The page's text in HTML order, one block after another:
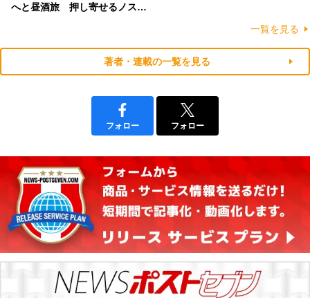
へと昼酒旅 押し寄せるノス…
一覧を見る
著者・連載の一覧を見る
フォロー フォロー